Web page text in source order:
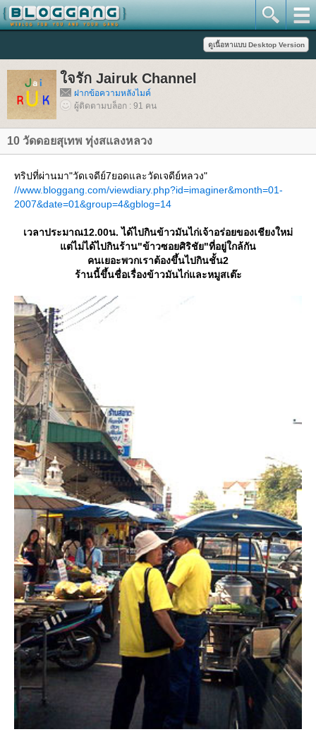
จรัก Jairuk Channel
ฝากข้อความหลังไมค์
ผู้ติดตามบล็อก : 91 คน
10 วัดดอยสุเทพ ทุ่งสแลงหลวง
ทริปที่ผ่านมา"วัดเจดีย์7ยอดและวัดเจดีย์หลวง"
//www.bloggang.com/viewdiary.php?id=imaginer&month=01-
2007&date=01&group=4&gblog=14
เวลาประมาณ12.00น. ได้ไปกินข้าวมันไก่เจ้าอร่อยของเชียงใหม่
ต่ไม่ได้ไปกินร้าน"ข้าวซอยศิริชัย"ที่อยู่ใกล้กัน
คนเยอะพวกเราต้องขึ้นไปกินชั้น2
ร้านนี้ขึ้นชื่อเรื่องข้าวมันไก่และหมูสเต๊ะ